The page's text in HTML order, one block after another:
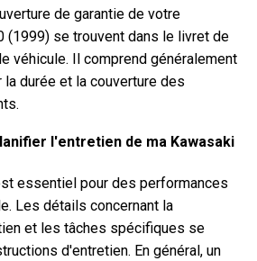
de garantie de votre
(1999) se trouvent dans le livret de
véhicule. Il comprend généralement
durée et la couverture des
l'entretien de ma Kawasaki
essentiel pour des performances
Les détails concernant la
et les tâches spécifiques se
d'entretien. En général, un